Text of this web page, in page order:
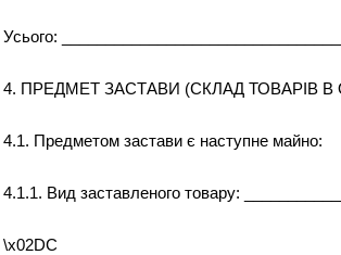
Усього:
4. ПРЕДМЕТ ЗАСТАВИ (СКЛАД ТОВАРІВ В
4.1. Предметом застави є наступне майно:
4.1.1. Вид заставленого товару:
\x02DC